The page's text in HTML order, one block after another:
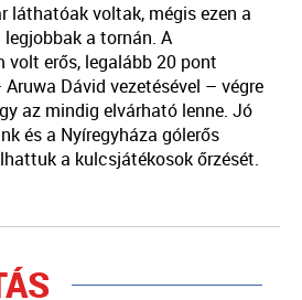
láthatóak voltak, mégis ezen a
a tornán. A
volt erős, legalább 20 pont
Dávid vezetésével – végre
az mindig elvárható lenne. Jó
és a Nyíregyháza gólerős
a kulcsjátékosok őrzését.